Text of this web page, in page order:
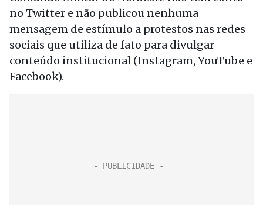
no Twitter e não publicou nenhuma
mensagem de estímulo a protestos nas redes
sociais que utiliza de fato para divulgar
conteúdo institucional (Instagram, YouTube e
Facebook).